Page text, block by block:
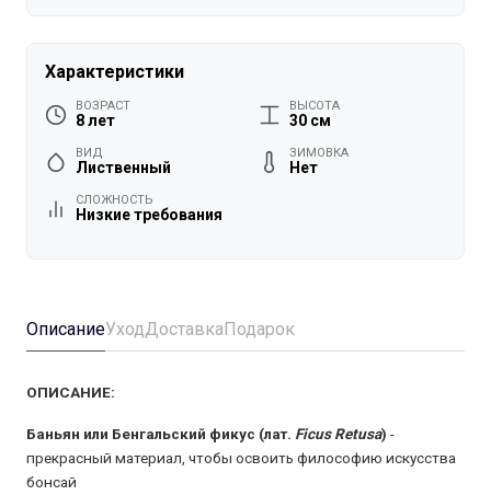
Характеристики
ВОЗРАСТ
8 лет
ВЫСОТА
30 см
ВИД
Лиственный
ЗИМОВКА
Нет
СЛОЖНОСТЬ
Низкие требования
ОписаниеУходДоставкаПодарок
ОПИСАНИЕ:
Баньян или Бенгальский фикус (лат. Ficus Retusa) -
прекрасный материал, чтобы освоить философию искусства
бонсай